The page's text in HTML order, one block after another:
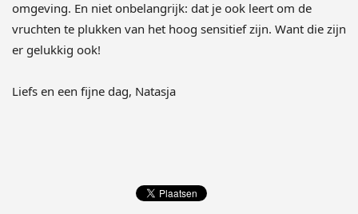
omgeving. En niet onbelangrijk: dat je ook leert om de
vruchten te plukken van het hoog sensitief zijn. Want die zijn
er gelukkig ook!
Liefs en een fijne dag, Natasja